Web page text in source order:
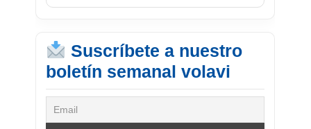
Suscríbete a nuestro
boletín semanal volavi